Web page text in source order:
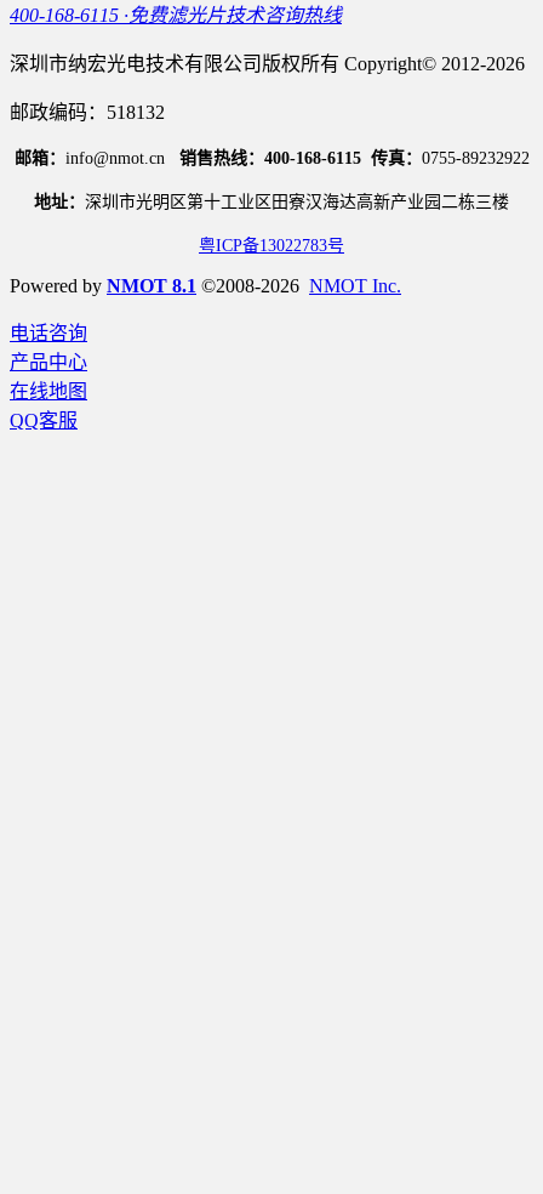
400-168-6115 ·免费滤光片技术咨询热线
深圳市纳宏光电技术有限公司版权所有 Copyright© 2012-2026
邮政编码：518132
邮箱： info@nmot.cn 销售热线：400-168-6115 传真： 0755-89232922
地址： 深圳市光明区第十工业区田寮汉海达高新产业园二栋三楼
粤ICP备13022783号
Powered by NMOT 8.1 ©2008-2026 NMOT Inc.
电话咨询
产品中心
在线地图
QQ客服